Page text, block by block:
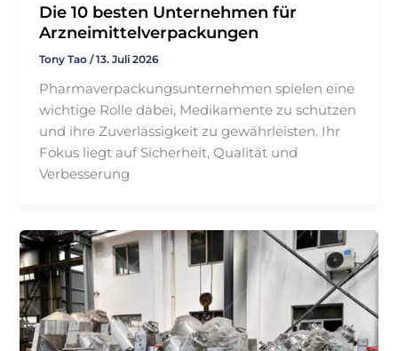
Die 10 besten Unternehmen für
Arzneimittelverpackungen
Tony Tao/13. Juli 2026
Pharmaverpackungsunternehmen spielen eine
wichtige Rolle dabei, Medikamente zu schützen
und ihre Zuverlässigkeit zu gewährleisten. Ihr
Fokus liegt auf Sicherheit, Qualität und
Verbesserung